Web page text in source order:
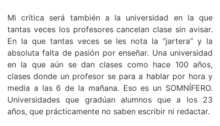
Mi crítica será también a la universidad en la que
tantas veces los profesores cancelan clase sin avisar.
En la que tantas veces se les nota la “jartera” y la
absoluta falta de pasión por enseñar. Una universidad
en la que aún se dan clases como hace 100 años,
clases donde un profesor se para a hablar por hora y
media a las 6 de la mañana. Eso es un SOMNÍFERO.
Universidades que gradúan alumnos que a los 23
años, que prácticamente no saben escribir ni redactar.